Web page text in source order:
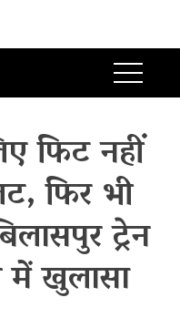
फिट नहीं
फिर भी
ट्रेन
खुलासा